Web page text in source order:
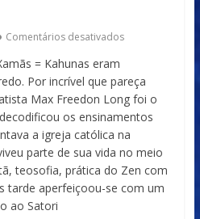
Comentários desativados
= Kahunas eram
Por incrível que pareça
Max Freedon Long foi o
os ensinamentos
a igreja católica na
parte de sua vida no meio
teosofia, prática do Zen com
tarde aperfeiçoou-se com um
ao Satori